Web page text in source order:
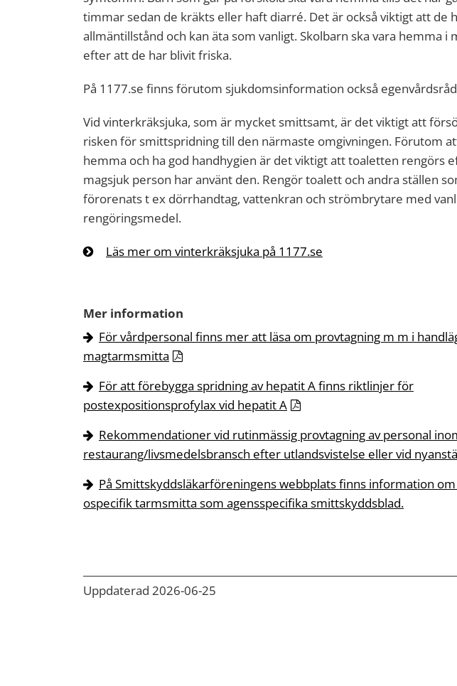
timmar sedan de kräkts eller haft diarré. Det är också viktigt att de
allmäntillstånd och kan äta som vanligt. Skolbarn ska vara hemma i
efter att de har blivit friska.
På 1177.se finns förutom sjukdomsinformation också
Vid vinterkräksjuka, som är mycket smittsamt, är det viktigt att
risken för smittspridning till den närmaste omgivningen. Förutom
hemma och ha god handhygien är det viktigt att toaletten rengörs
magsjuk person har använt den. Rengör toalett och andra ställen
förorenats t ex dörrhandtag, vattenkran och strömbrytare med
rengöringsmedel.
Läs mer om vinterkräksjuka på 1177.se
Mer information
För vårdpersonal finns mer att läsa om provtagning m m i
magtarmsmitta
För att förebygga spridning av hepatit A finns riktlinjer för
postexpositionsprofylax vid hepatit A
Rekommendationer vid rutinmässig provtagning av personal
restaurang/livsmedelsbransch efter utlandsvistelse eller vid
På Smittskyddsläkarföreningens webbplats finns information om
ospecifik tarmsmitta som agensspecifika smittskyddsblad.
Uppdaterad 2026-06-25